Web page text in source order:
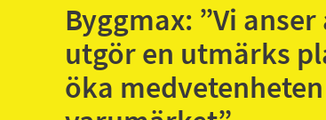
Byggmax: ”Vi
utgör en utmärks
öka